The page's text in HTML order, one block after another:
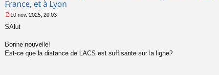
u
France, et à Lyon
e
s
g
10 nov. 2025, 20:03
SAlut
Bonne nouvelle!
Est-ce que la distance de LACS est suffisante sur la ligne?